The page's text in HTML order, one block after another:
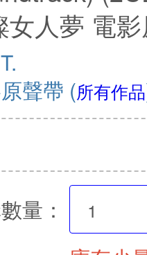
女人夢 電
聲帶 (所有作品
量：